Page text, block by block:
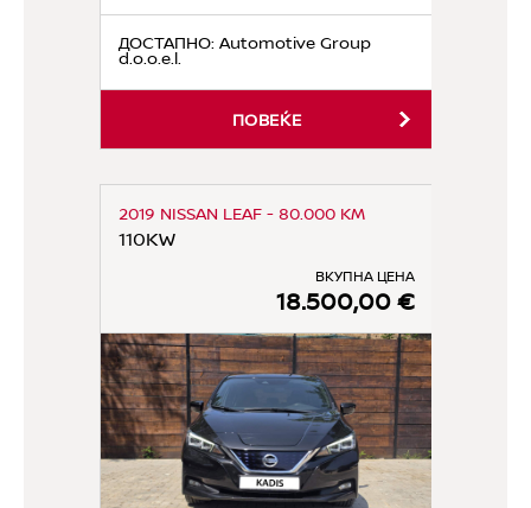
ДОСТАПНО: Automotive Group
d.o.o.e.l.
ПОВЕЌЕ
2019 NISSAN LEAF - 80.000 KM
110KW
ВКУПНА ЦЕНА
18.500,00 €